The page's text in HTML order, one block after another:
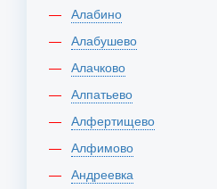
Алабино
Алабушево
Алачково
Алпатьево
Алфертищево
Алфимово
Андреевка